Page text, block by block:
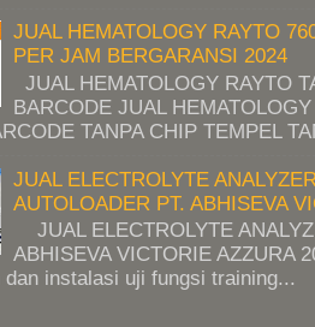
JUAL HEMATOLOGY RAYTO
PER JAM BERGARANSI 2024
JUAL HEMATOLOGY RAYTO
BARCODE JUAL
TANPA CHIP TEMPEL
JUAL ELECTROLYTE
AUTOLOADER PT. ABHISEVA
JUAL ELECTROLYTE
ABHISEVA VICTORIE AZZURA
dan instalasi uji fungsi training...